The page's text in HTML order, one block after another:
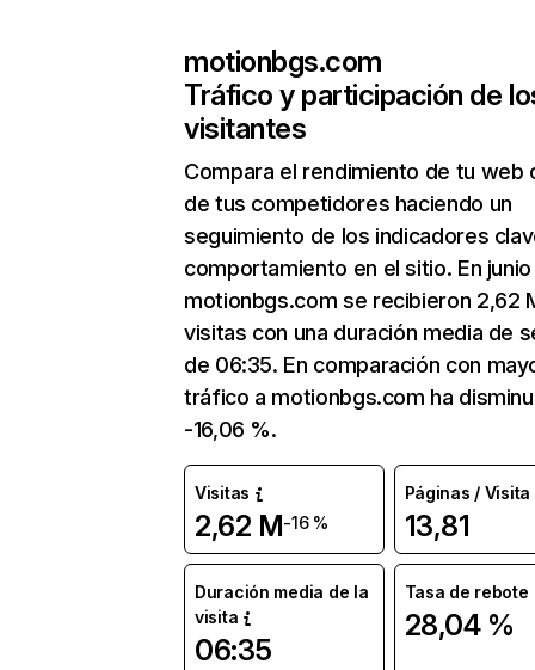
motionbgs.com
Tráfico y participación de
visitantes
Compara el rendimiento de tu web
de tus competidores haciendo un
seguimiento de los indicadores
comportamiento en el sitio. En junio
motionbgs.com se recibieron 2,62
visitas con una duración media de
de 06:35. En comparación con
tráfico a motionbgs.com ha
-16,06 %.
Visitas
2,62 M-16 %
Páginas / Visita
13,81
Duración media de la
visita
06:35
Tasa de rebote
28,04 %